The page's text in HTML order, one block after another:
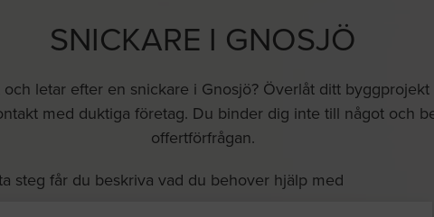
SNICKARE I GNOSJÖ
letar efter en snickare i Gnosjö? Överlåt ditt
med duktiga företag. Du binder dig inte till något och
offertförfrågan.
steg får du beskriva vad du behover hjälp med